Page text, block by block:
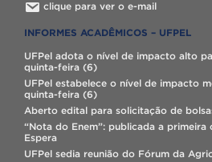
clique para ver o e-mail
INFORMES ACADÊMICOS – UFPEL
UFPel adota o nível de impacto alto
quinta-feira (6)
UFPel estabelece o nível de impacto
quinta-feira (6)
Aberto edital para solicitação de
“Nota do Enem”: publicada a primeira
Espera
UFPel sedia reunião do Fórum da